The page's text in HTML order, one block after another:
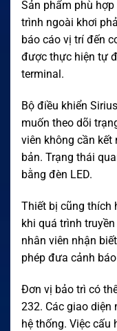
Sản phẩm phù
trình ngoài khơi
báo cáo vị trí đến
được thực hiện tự
terminal.
Bộ điều khiển
muốn theo dõi
viên không cần
bản. Trạng thái
bằng đèn LED.
Thiết bị cũng thích
khi quá trình
nhân viên nhận
phép đưa cảnh
Đơn vị bảo trì có
232. Các giao diện
hệ thống. Việc cấu